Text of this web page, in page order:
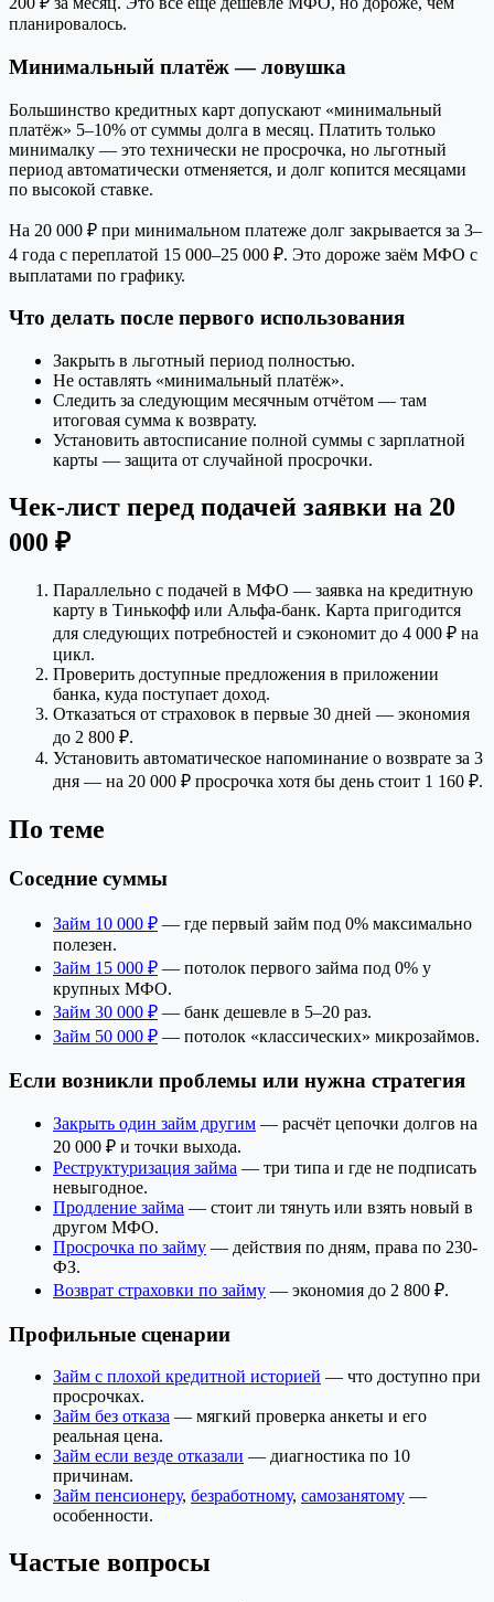
планировалось.
Минимальный платёж — ловушка
Большинство кредитных карт допускают «минимальный
платёж» 5–10% от суммы долга в месяц. Платить только
минималку — это технически не просрочка, но льготный
период автоматически отменяется, и долг копится месяцами
по высокой ставке.
На 20 000 ₽ при минимальном платеже долг закрывается за 3–
4 года с переплатой 15 000–25 000 ₽. Это дороже заём МФО с
выплатами по графику.
Что делать после первого использования
Закрыть в льготный период полностью.
Не оставлять «минимальный платёж».
Следить за следующим месячным отчётом — там
итоговая сумма к возврату.
Установить автосписание полной суммы с зарплатной
карты — защита от случайной просрочки.
Чек-лист перед подачей заявки на 20
000 ₽
Параллельно с подачей в МФО — заявка на кредитную
карту в Тинькофф или Альфа-банк. Карта пригодится
для следующих потребностей и сэкономит до 4 000 ₽ на
цикл.
Проверить доступные предложения в приложении
банка, куда поступает доход.
Отказаться от страховок в первые 30 дней — экономия
до 2 800 ₽.
Установить автоматическое напоминание о возврате за 3
дня — на 20 000 ₽ просрочка хотя бы день стоит 1 160 ₽.
По теме
Соседние суммы
Займ 10 000 ₽ — где первый займ под 0% максимально
полезен.
Займ 15 000 ₽ — потолок первого займа под 0% у
крупных МФО.
Займ 30 000 ₽ — банк дешевле в 5–20 раз.
Займ 50 000 ₽ — потолок «классических» микрозаймов.
Если возникли проблемы или нужна стратегия
Закрыть один займ другим — расчёт цепочки долгов на
20 000 ₽ и точки выхода.
Реструктуризация займа — три типа и где не подписать
невыгодное.
Продление займа — стоит ли тянуть или взять новый в
другом МФО.
Просрочка по займу — действия по дням, права по 230-
ФЗ.
Возврат страховки по займу — экономия до 2 800 ₽.
Профильные сценарии
Займ с плохой кредитной историей — что доступно при
просрочках.
Займ без отказа — мягкий проверка анкеты и его
реальная цена.
Займ если везде отказали — диагностика по 10
причинам.
Займ пенсионеру, безработному, самозанятому —
особенности.
Частые вопросы